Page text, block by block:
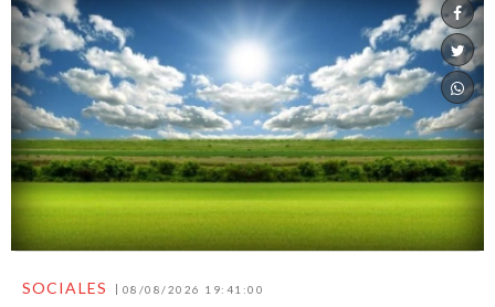
SOCIALES 08/08/2026 19:41:00